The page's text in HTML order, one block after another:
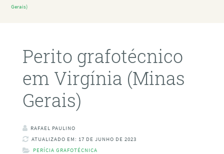
Gerais)
Perito grafotécnico
em Virgínia (Minas
Gerais)
RAFAEL PAULINO
ATUALIZADO EM: 17 DE JUNHO DE 2023
PERÍCIA GRAFOTÉCNICA